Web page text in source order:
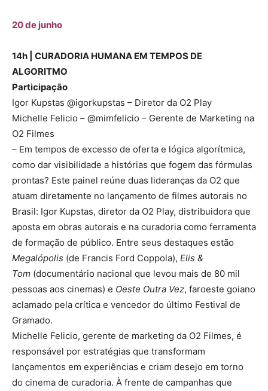
20 de junho
14h | CURADORIA HUMANA EM TEMPOS DE
ALGORITMO
Participação
Igor Kupstas @igorkupstas – Diretor da O2 Play
Michelle Felicio – @mimfelicio – Gerente de Marketing na
O2 Filmes
– Em tempos de excesso de oferta e lógica algorítmica,
como dar visibilidade a histórias que fogem das fórmulas
prontas? Este painel reúne duas lideranças da O2 que
atuam diretamente no lançamento de filmes autorais no
Brasil: Igor Kupstas, diretor da O2 Play, distribuidora que
aposta em obras autorais e na curadoria como ferramenta
de formação de público. Entre seus destaques estão
Megalópolis (de Francis Ford Coppola), Elis &
Tom (documentário nacional que levou mais de 80 mil
pessoas aos cinemas) e Oeste Outra Vez, faroeste goiano
aclamado pela crítica e vencedor do último Festival de
Gramado.
Michelle Felicio, gerente de marketing da O2 Filmes, é
responsável por estratégias que transformam
lançamentos em experiências e criam desejo em torno
do cinema de curadoria. À frente de campanhas que